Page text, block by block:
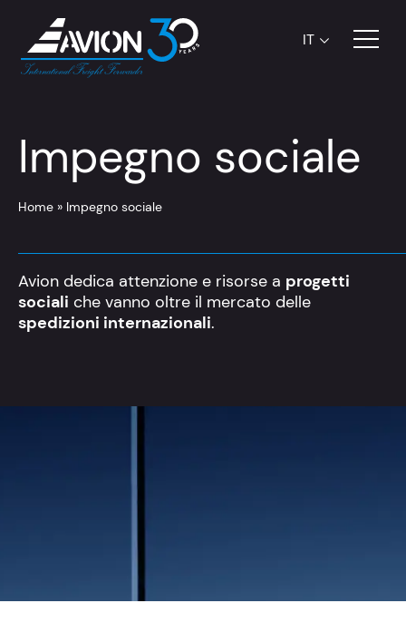
IT
Impegno sociale
Home » Impegno sociale
Avion dedica attenzione e risorse a progetti
sociali che vanno oltre il mercato delle
spedizioni internazionali.